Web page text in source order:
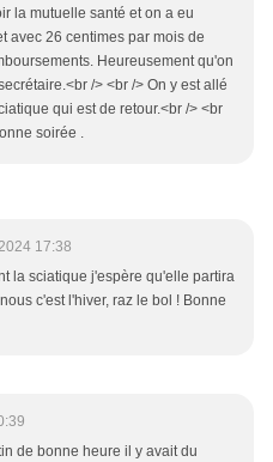
la mutuelle santé et on a eu
avec 26 centimes par mois de
Heureusement qu'on
/> <br /> On y est allé
qui est de retour.<br /> <br
soirée .
17:38
la sciatique j'espère qu'elle partira
c'est l'hiver, raz le bol ! Bonne
de bonne heure il y avait du